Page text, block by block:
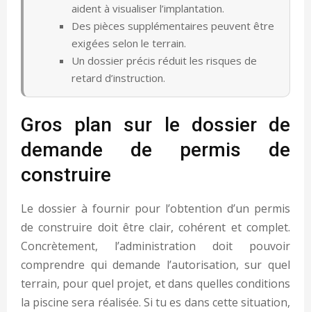
aident à visualiser l’implantation.
Des pièces supplémentaires peuvent être
exigées selon le terrain.
Un dossier précis réduit les risques de
retard d’instruction.
Gros plan sur le dossier de
demande de permis de
construire
Le dossier à fournir pour l’obtention d’un permis
de construire doit être clair, cohérent et complet.
Concrètement, l’administration doit pouvoir
comprendre qui demande l’autorisation, sur quel
terrain, pour quel projet, et dans quelles conditions
la piscine sera réalisée. Si tu es dans cette situation,